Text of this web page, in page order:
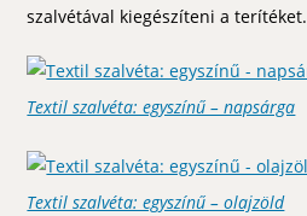
szalvétával kiegészíteni a terítéket.
Textil szalvéta: egyszínű – napsárga
Textil szalvéta: egyszínű – olajzöld